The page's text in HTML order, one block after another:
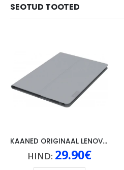
SEOTUD TOOTED
KAANED ORIGINAAL LENOVO TAB 4 10″, HALL
HIND: 29.90€